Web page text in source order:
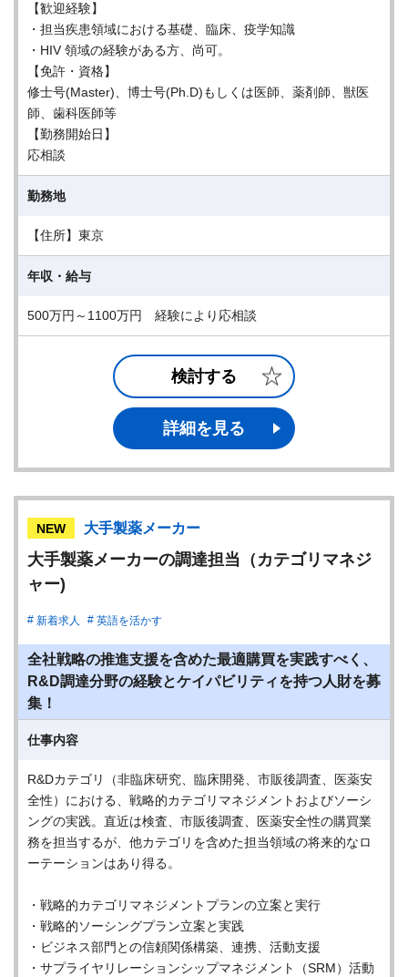
【歓迎経験】
・担当疾患領域における基礎、臨床、疫学知識
・HIV 領域の経験がある方、尚可。
【免許・資格】
修士号(Master)、博士号(Ph.D)もしくは医師、薬剤師、獣医
師、歯科医師等
【勤務開始日】
応相談
勤務地
【住所】東京
年収・給与
500万円～1100万円 経験により応相談
検討する
詳細を見る
NEW 大手製薬メーカー
大手製薬メーカーの調達担当（カテゴリマネジ
ャー)
新着求人 英語を活かす
全社戦略の推進支援を含めた最適購買を実践すべく、
R&D調達分野の経験とケイパビリティを持つ人財を募
集！
仕事内容
R&Dカテゴリ（非臨床研究、臨床開発、市販後調査、医薬安
全性）における、戦略的カテゴリマネジメントおよびソーシ
ングの実践。直近は検査、市販後調査、医薬安全性の購買業
務を担当するが、他カテゴリを含めた担当領域の将来的なロ
ーテーションはあり得る。
・戦略的カテゴリマネジメントプランの立案と実行
・戦略的ソーシングプラン立案と実践
・ビジネス部門との信頼関係構築、連携、活動支援
・サプライヤリレーションシップマネジメント（SRM）活動